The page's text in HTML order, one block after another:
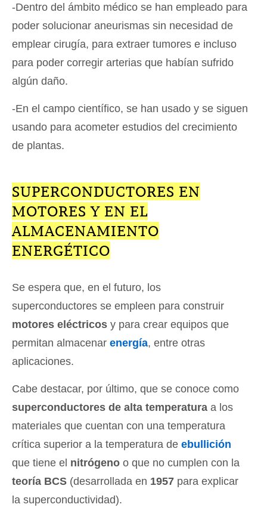
-Dentro del ámbito médico se han empleado para
poder solucionar aneurismas sin necesidad de
emplear cirugía, para extraer tumores e incluso
para poder corregir arterias que habían sufrido
algún daño.
-En el campo científico, se han usado y se siguen
usando para acometer estudios del crecimiento
de plantas.
SUPERCONDUCTORES EN
MOTORES Y EN EL
ALMACENAMIENTO
ENERGÉTICO
Se espera que, en el futuro, los
superconductores se empleen para construir
motores eléctricos y para crear equipos que
permitan almacenar energía, entre otras
aplicaciones.
Cabe destacar, por último, que se conoce como
superconductores de alta temperatura a los
materiales que cuentan con una temperatura
crítica superior a la temperatura de ebullición
que tiene el nitrógeno o que no cumplen con la
teoría BCS (desarrollada en 1957 para explicar
la superconductividad).